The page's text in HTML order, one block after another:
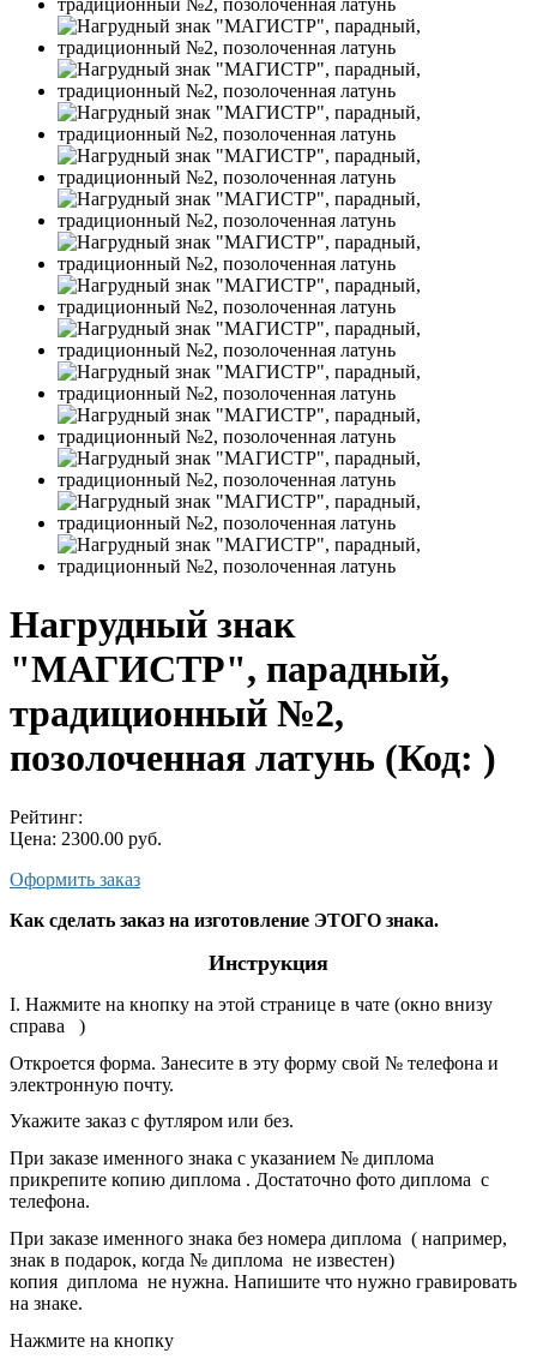
Нагрудный знак
"МАГИСТР", парадный,
традиционный №2,
позолоченная латунь (Код: )
Рейтинг:
Цена: 2300.00 руб.
Оформить заказ
Как сделать заказ на изготовление ЭТОГО знака.
Инструкция
I. Нажмите на кнопку на этой странице в чате (окно внизу
справа )
Откроется форма. Занесите в эту форму свой № телефона и
электронную почту.
Укажите заказ с футляром или без.
При заказе именного знака с указанием № диплома
прикрепите копию диплома . Достаточно фото диплома с
телефона.
При заказе именного знака без номера диплома ( например,
знак в подарок, когда № диплома не известен)
копия диплома не нужна. Напишите что нужно гравировать
на знаке.
Нажмите на кнопку